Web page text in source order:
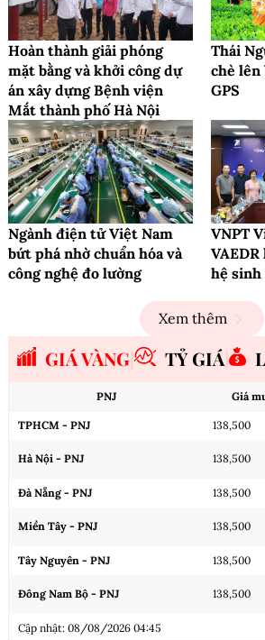
Hoàn thành giải phóng
mặt bằng và khởi công dự
án xây dựng Bệnh viện
Mắt thành phố Hà Nội
Thái
chè lên
GPS
Ngành điện tử Việt Nam
bứt phá nhờ chuẩn hóa và
công nghệ đo lường
VNPT
hệ sinh
Xem thêm
GIÁ VÀNG TỶ GIÁ
PNJ Giá
TPHCM - PNJ 138,500
Hà Nội - PNJ 138,500
Đà Nẵng - PNJ 138,500
Miền Tây - PNJ 138,500
Tây Nguyên - PNJ 138,500
Đông Nam Bộ - PNJ 138,500
Cập nhật: 08/08/2026 04:45